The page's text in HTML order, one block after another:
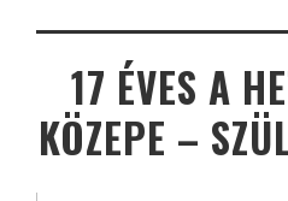
17 ÉVES A
KÖZEPE –